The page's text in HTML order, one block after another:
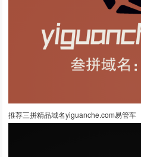
推荐三拼精品域名yiguanche.com易管车